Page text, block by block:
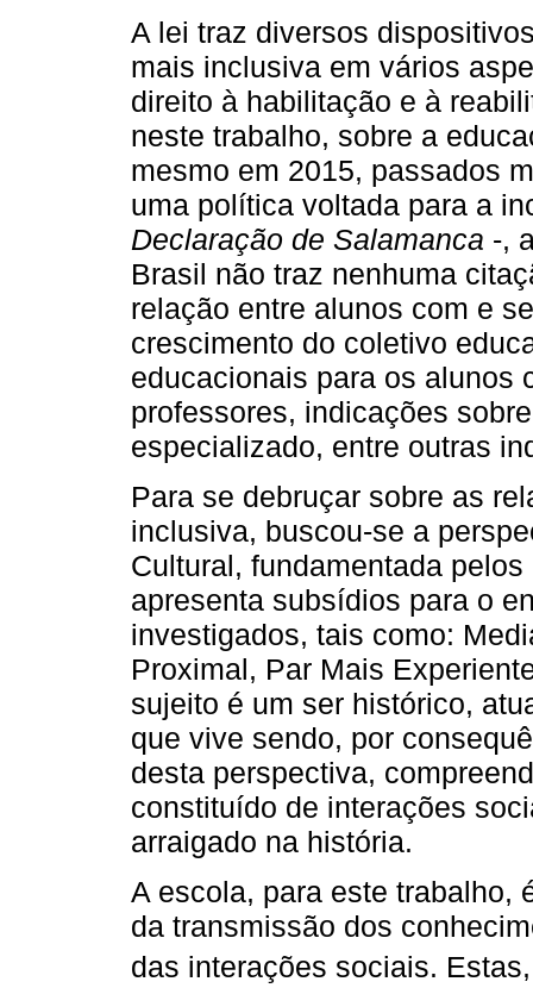
A lei traz diversos
mais inclusiva em vários
direito à habilitação e à
neste trabalho, sobre a
mesmo em 2015, passados
uma política voltada para a
Declaração de Salamanca -,
Brasil não traz nenhuma
relação entre alunos com e
crescimento do coletivo
educacionais para os alunos
professores, indicações
especializado, entre outras
Para se debruçar sobre as
inclusiva, buscou-se a
Cultural, fundamentada
apresenta subsídios para o
investigados, tais como:
Proximal, Par Mais
sujeito é um ser histórico,
que vive sendo, por
desta perspectiva,
constituído de interações
arraigado na história.
A escola, para este trabalho,
da transmissão dos
das interações sociais.